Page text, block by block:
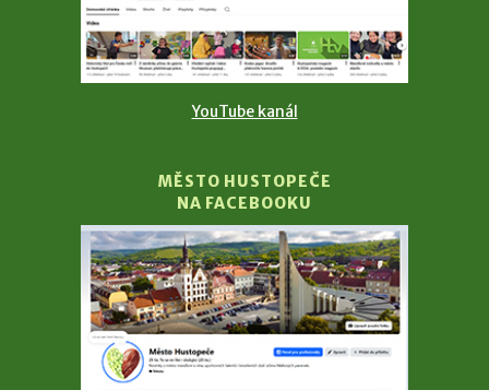
YouTube kanál
MĚSTO HUSTOPEČE
NA FACEBOOKU